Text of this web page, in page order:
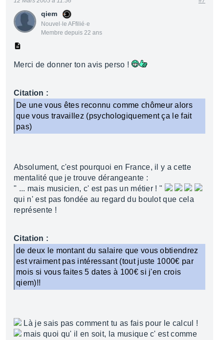
qiem
Nouvel·le AFfilié·e
Membre depuis 22 ans
Merci de donner ton avis perso !
Citation :
De une vous êtes reconnu comme chômeur alors
que vous travaillez (psychologiquement ça le fait
pas)
Absolument, c'est pourquoi en France, il y a cette
mentalité que je trouve dérangeante :
" ... mais musicien, c' est pas un métier ! "
qui n' est pas fondée au regard du boulot que cela
représente !
Citation :
de deux le montant du salaire que vous obtiendrez
est vraiment pas intéressant (tout juste 1000€ par
mois si vous faites 5 dates à 100€ si j'en crois
qiem)!!
Là je sais pas comment tu as fais pour le calcul !
mais quoi qu' il en soit, la musique c' est comme